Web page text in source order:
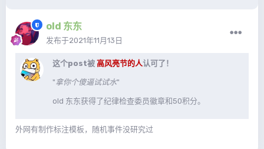
old 东东
发布于2021年11月13日
这个post被 高风亮节的人认可了！
"拿你个傻逼试试水"
old 东东获得了纪律检查委员徽章和50积分。
外网有制作标注模板，随机事件没研究过